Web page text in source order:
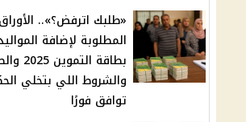
«طلبك اترفض؟»..
المطلوبة لإضافة
بطاقة
والشروط اللي بتخلي
توافق فورًا